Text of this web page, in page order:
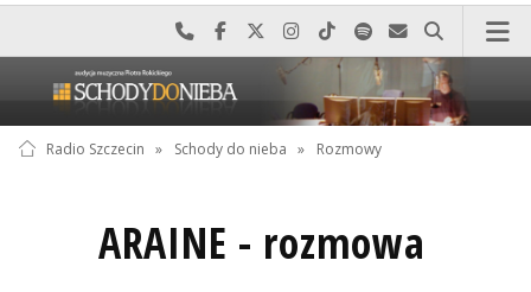
Najlepiej po prostu do nas zadzwoń
Odwiedź nas na Facebook-u
Odwiedź nas na X
Odwiedź nas na Instagram-ie
Odwiedź nas na TikTok-u
Szukaj nas na Spotify
Wyślij do nas
Szukaj
Radio Szczecin » Schody do nieba » Rozmowy
ARAINE - rozmowa